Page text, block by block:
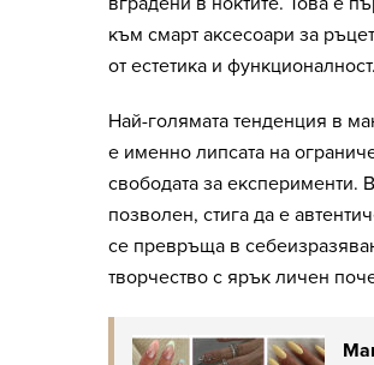
към смарт аксесоари за
от естетика и функционалност.
Най-голямата тенденция в
е именно липсата на
свободата за експерименти.
позволен, стига да е
се превръща в
творчество с ярък личен